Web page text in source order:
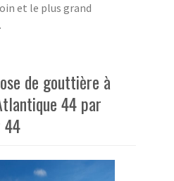
et le plus grand
de gouttière à
44 par
44